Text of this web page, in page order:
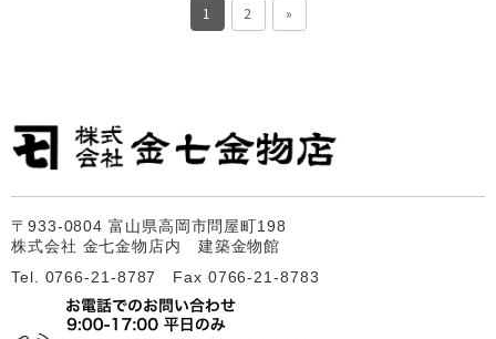
1 2 »
〒933-0804 富山県高岡市問屋町198
株式会社 金七金物店内 建築金物館
Tel. 0766-21-8787 Fax 0766-21-8783